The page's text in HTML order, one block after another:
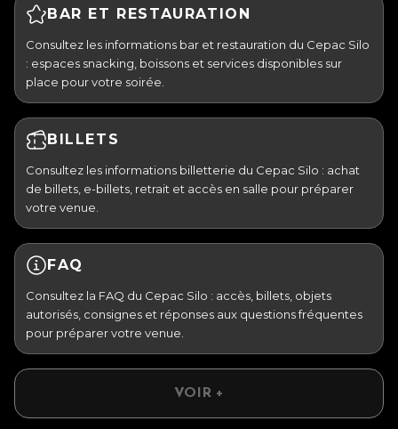
BAR ET RESTAURATION
Consultez les informations bar et restauration du Cepac Silo
: espaces snacking, boissons et services disponibles sur
place pour votre soirée.
BILLETS
Consultez les informations billetterie du Cepac Silo : achat
de billets, e-billets, retrait et accès en salle pour préparer
votre venue.
FAQ
Consultez la FAQ du Cepac Silo : accès, billets, objets
autorisés, consignes et réponses aux questions fréquentes
pour préparer votre venue.
VOIR +